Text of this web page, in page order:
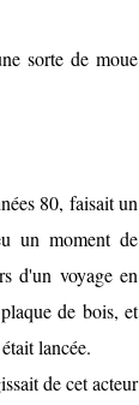
sorte de moue
80, faisait un
un moment de
d'un voyage en
de bois, et
lancée.
de cet acteur